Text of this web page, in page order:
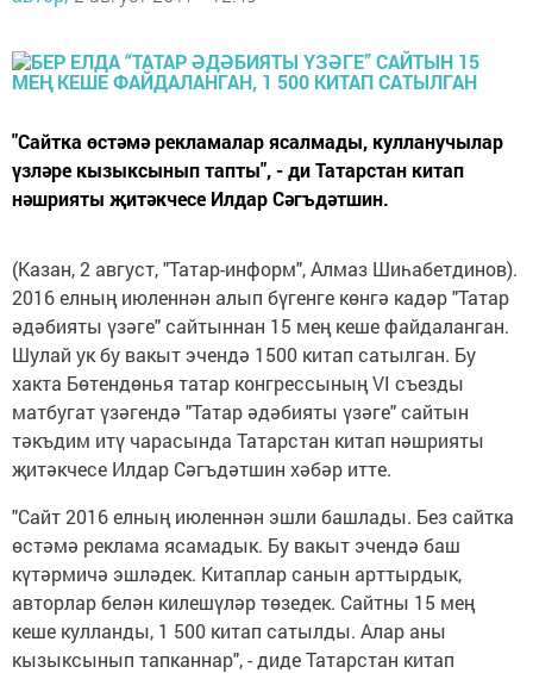
"Сайтка өстәмә рекламалар ясалмады, кулланучылар
үзләре кызыксынып тапты", - ди Татарстан китап
нәшрияты җитәкчесе Илдар Сәгъдәтшин.
(Казан, 2 август, "Татар-информ", Алмаз Шиһабетдинов).
2016 елның июленнән алып бүгенге көнгә кадәр "Татар
әдәбияты үзәге" сайтыннан 15 мең кеше файдаланган.
Шулай ук бу вакыт эчендә 1500 китап сатылган. Бу
хакта Бөтендөнья татар конгрессының VI съезды
матбугат үзәгендә "Татар әдәбияты үзәге" сайтын
тәкъдим итү чарасында Татарстан китап нәшрияты
җитәкчесе Илдар Сәгъдәтшин хәбәр итте.
"Сайт 2016 елның июленнән эшли башлады. Без сайтка
өстәмә реклама ясамадык. Бу вакыт эчендә баш
күтәрмичә эшләдек. Китаплар санын арттырдык,
авторлар белән килешүләр төзедек. Сайтны 15 мең
кеше кулланды, 1 500 китап сатылды. Алар аны
кызыксынып тапканнар", - диде Татарстан китап